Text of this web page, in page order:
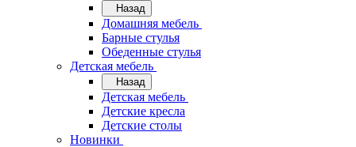
Назад
Домашняя мебель
Барные стулья
Обеденные стулья
Детская мебель
Назад
Детская мебель
Детские кресла
Детские столы
Новинки